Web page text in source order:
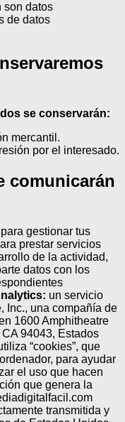
son datos
de datos
se conservarán:
mercantil.
por el interesado.
comunicarán
gestionar tus
prestar servicios
de la actividad,
datos con los
un servicio
Inc., una compañía de
1600 Amphitheatre
94043, Estados
“cookies”, que
para ayudar
el uso que hacen
que genera la
transmitida y